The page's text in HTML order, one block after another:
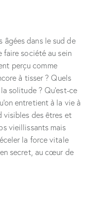
âgées dans le sud de
faire société au sein
perçu comme
à tisser ? Quels
solitude ? Qu’est-ce
entretient à la vie à
visibles des êtres et
vieillissants mais
la force vitale
secret, au cœur de